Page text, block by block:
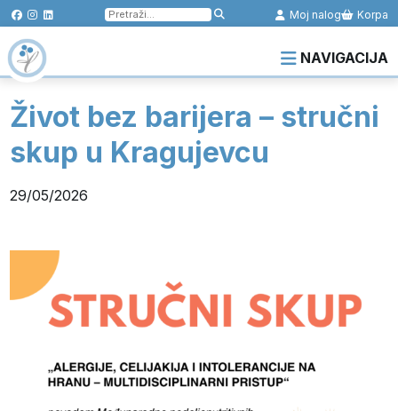
Pretraga
za:
Moj nalog Korpa
NAVIGACIJA
Život bez barijera – stručni
skup u Kragujevcu
29/05/2026